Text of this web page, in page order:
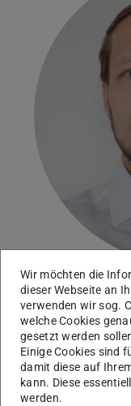
Arbeitsgebiet(e)
Großmaßstäbliche
Physikalische
Kontakt
Wir möchten die
dieser Webseite an
verwenden wir sog.
welche Cookies
gesetzt werden
Einige Cookies sind
damit diese auf
kann. Diese
werden.